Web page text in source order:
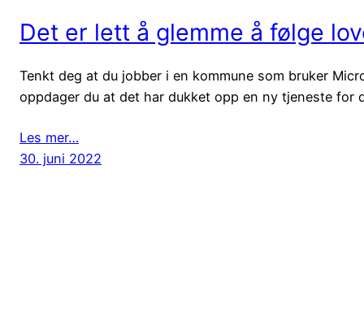
Det er lett å glemme å følge
Tenkt deg at du jobber i en kommune som bruker
oppdager du at det har dukket opp en ny tjeneste
Les mer…
30. juni 2022